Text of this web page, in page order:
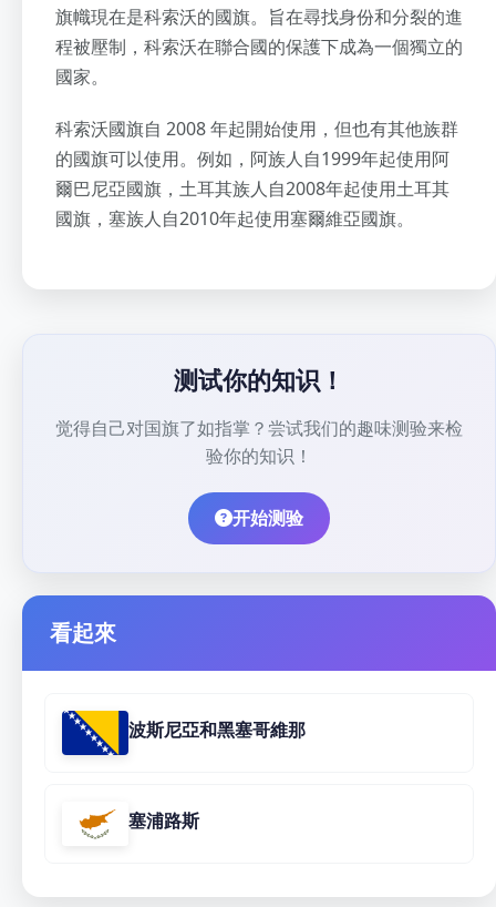
旗幟現在是科索沃的國旗。旨在尋找身份和分裂的進
程被壓制，科索沃在聯合國的保護下成為一個獨立的
國家。
科索沃國旗自 2008 年起開始使用，但也有其他族群
的國旗可以使用。例如，阿族人自1999年起使用阿
爾巴尼亞國旗，土耳其族人自2008年起使用土耳其
國旗，塞族人自2010年起使用塞爾維亞國旗。
测试你的知识！
觉得自己对国旗了如指掌？尝试我们的趣味测验来检
验你的知识！
开始测验
看起來
波斯尼亞和黑塞哥維那
塞浦路斯